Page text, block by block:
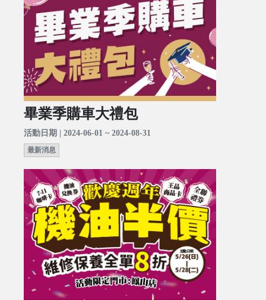
畢業季購車大禮包
活動日期 | 2024-06-01 ~ 2024-08-31
最新消息